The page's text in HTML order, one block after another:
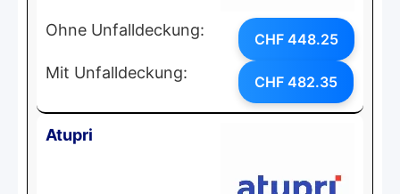
Ohne Unfalldeckung: CHF 448.25
Mit Unfalldeckung: CHF 482.35
Atupri